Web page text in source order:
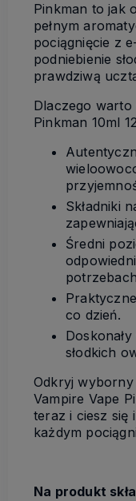
Pinkman to jak
pełnym
pociągnięcie z
podniebienie
prawdziwą
Dlaczego warto
Pinkman 10ml
Składniki
Średni
co dzień.
słodkich
Odkryj
Vampire Vape
teraz i ciesz się
każdym
Na produkt